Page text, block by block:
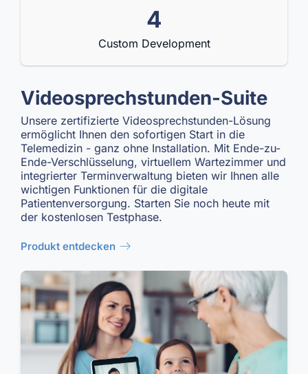
4
Custom Development
Videosprechstunden-Suite
Unsere zertifizierte Videosprechstunden-Lösung
ermöglicht Ihnen den sofortigen Start in die
Telemedizin - ganz ohne Installation. Mit Ende-zu-
Ende-Verschlüsselung, virtuellem Wartezimmer und
integrierter Terminverwaltung bieten wir Ihnen alle
wichtigen Funktionen für die digitale
Patientenversorgung. Starten Sie noch heute mit
der kostenlosen Testphase.
Produkt entdecken
entdecken